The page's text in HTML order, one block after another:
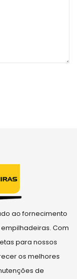
ao fornecimento
Com
para nossos
os melhores
de